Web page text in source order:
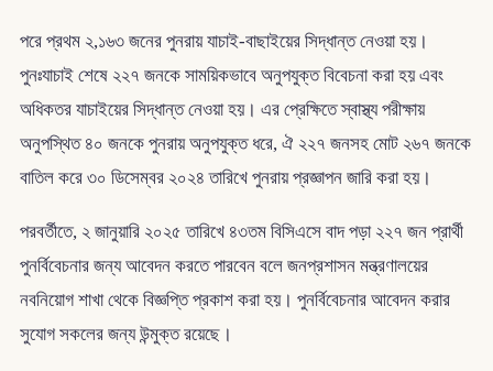
পরে প্রথম ২,১৬৩ জনের পুনরায় যাচাই-বাছাইয়ের সিদ্ধান্ত নেওয়া হয়।
পুনঃযাচাই শেষে ২২৭ জনকে সাময়িকভাবে অনুপযুক্ত বিবেচনা করা হয় এবং
অধিকতর যাচাইয়ের সিদ্ধান্ত নেওয়া হয়। এর প্রেক্ষিতে স্বাস্থ্য পরীক্ষায়
অনুপস্থিত ৪০ জনকে পুনরায় অনুপযুক্ত ধরে, ঐ ২২৭ জনসহ মোট ২৬৭ জনকে
বাতিল করে ৩০ ডিসেম্বর ২০২৪ তারিখে পুনরায় প্রজ্ঞাপন জারি করা হয়।
পরবর্তীতে, ২ জানুয়ারি ২০২৫ তারিখে ৪৩তম বিসিএসে বাদ পড়া ২২৭ জন প্রার্থী
পুনর্বিবেচনার জন্য আবেদন করতে পারবেন বলে জনপ্রশাসন মন্ত্রণালয়ের
নবনিয়োগ শাখা থেকে বিজ্ঞপ্তি প্রকাশ করা হয়। পুনর্বিবেচনার আবেদন করার
সুযোগ সকলের জন্য উন্মুক্ত রয়েছে।